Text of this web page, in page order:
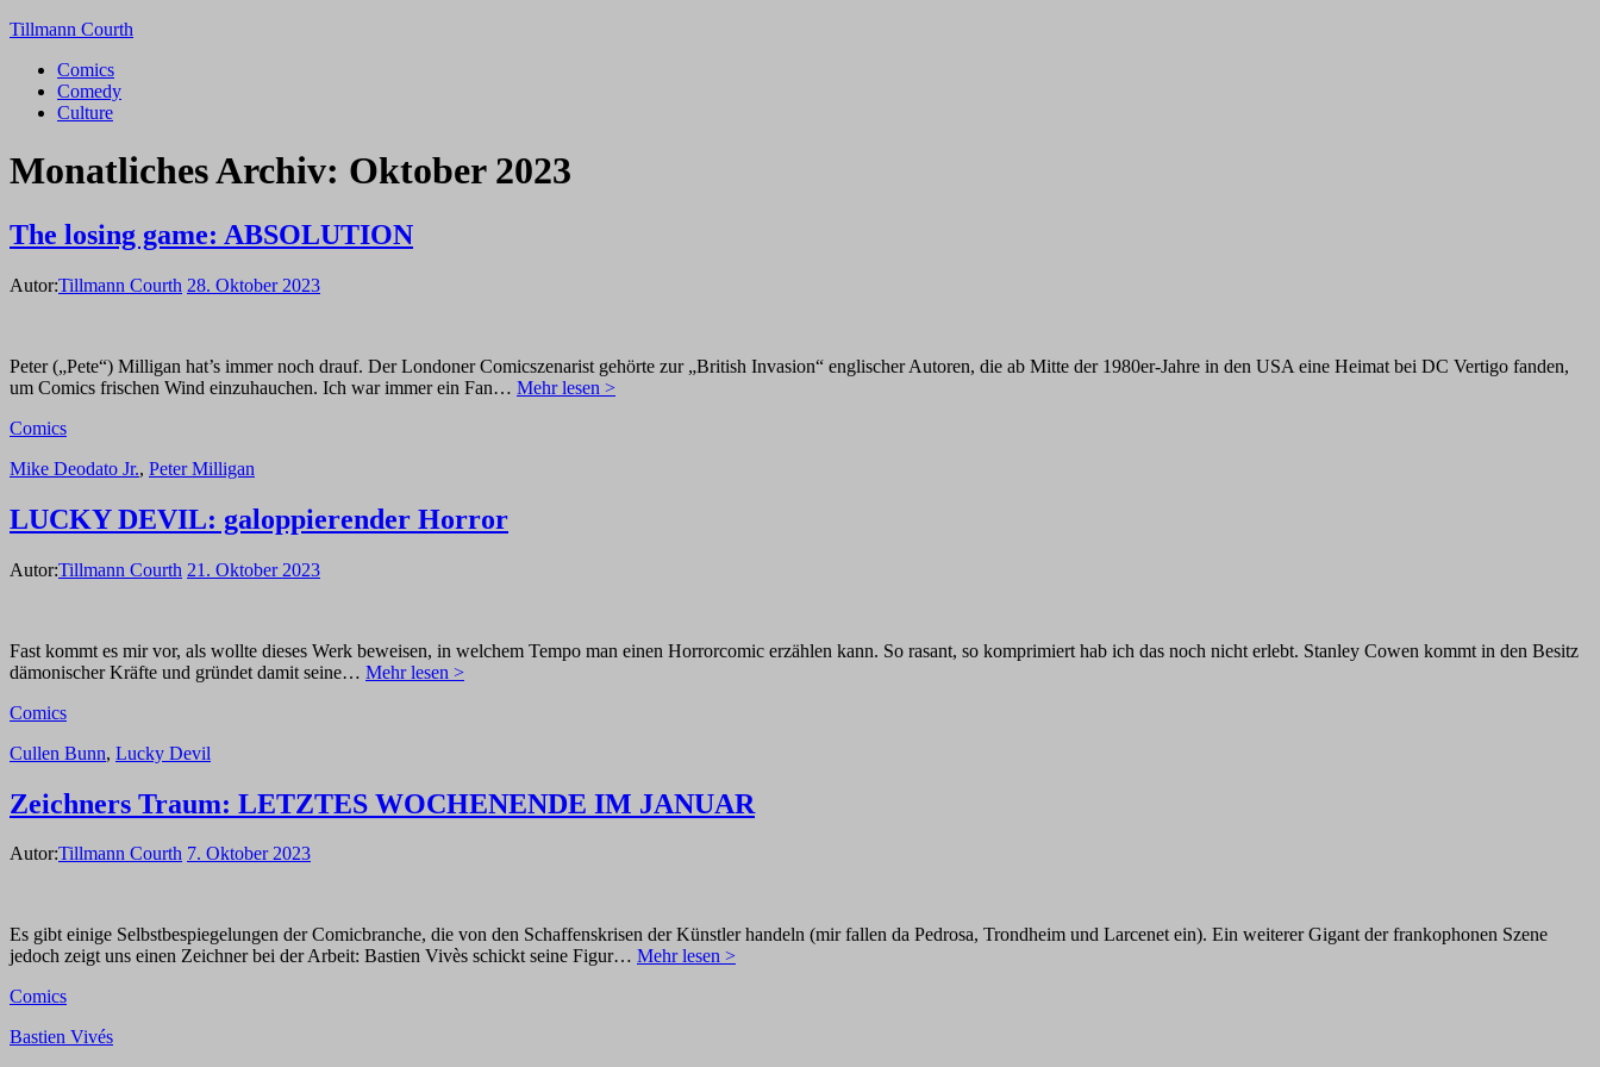
Tillmann Courth
Comics
Comedy
Culture
Monatliches Archiv: Oktober 2023
The losing game: ABSOLUTION
Autor:Tillmann Courth 28. Oktober 2023
Peter („Pete“) Milligan hat’s immer noch drauf. Der Londoner Comicszenarist gehörte zur „British Invasion“ englischer Autoren, die ab Mitte der 1980er-Jahre in den USA eine Heimat bei DC Vertigo fanden,
um Comics frischen Wind einzuhauchen. Ich war immer ein Fan… Mehr lesen >
Comics
Mike Deodato Jr., Peter Milligan
LUCKY DEVIL: galoppierender Horror
Autor:Tillmann Courth 21. Oktober 2023
Fast kommt es mir vor, als wollte dieses Werk beweisen, in welchem Tempo man einen Horrorcomic erzählen kann. So rasant, so komprimiert hab ich das noch nicht erlebt. Stanley Cowen kommt in den Besitz
dämonischer Kräfte und gründet damit seine… Mehr lesen >
Comics
Cullen Bunn, Lucky Devil
Zeichners Traum: LETZTES WOCHENENDE IM JANUAR
Autor:Tillmann Courth 7. Oktober 2023
Es gibt einige Selbstbespiegelungen der Comicbranche, die von den Schaffenskrisen der Künstler handeln (mir fallen da Pedrosa, Trondheim und Larcenet ein). Ein weiterer Gigant der frankophonen Szene
jedoch zeigt uns einen Zeichner bei der Arbeit: Bastien Vivès schickt seine Figur… Mehr lesen >
Comics
Bastien Vivés